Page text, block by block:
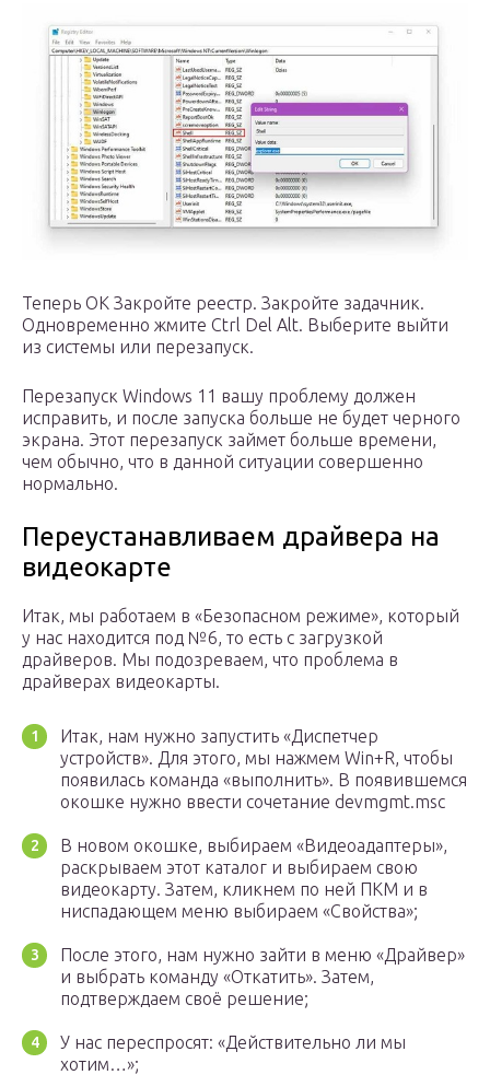
Теперь ОК Закройте реестр. Закройте задачник.
Одновременно жмите Ctrl Del Alt. Выберите выйти
из системы или перезапуск.
Перезапуск Windows 11 вашу проблему должен
исправить, и после запуска больше не будет черного
экрана. Этот перезапуск займет больше времени,
чем обычно, что в данной ситуации совершенно
нормально.
Переустанавливаем драйвера на
видеокарте
Итак, мы работаем в «Безопасном режиме», который
у нас находится под №6, то есть с загрузкой
драйверов. Мы подозреваем, что проблема в
драйверах видеокарты.
Итак, нам нужно запустить «Диспетчер
устройств». Для этого, мы нажмем Win+R, чтобы
появилась команда «выполнить». В появившемся
окошке нужно ввести сочетание devmgmt.msc
В новом окошке, выбираем «Видеоадаптеры»,
раскрываем этот каталог и выбираем свою
видеокарту. Затем, кликнем по ней ПКМ и в
ниспадающем меню выбираем «Свойства»;
После этого, нам нужно зайти в меню «Драйвер»
и выбрать команду «Откатить». Затем,
подтверждаем своё решение;
У нас переспросят: «Действительно ли мы
хотим…»;